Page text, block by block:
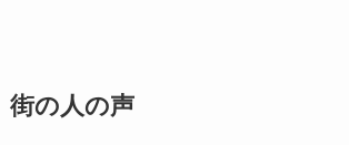
街の人の声